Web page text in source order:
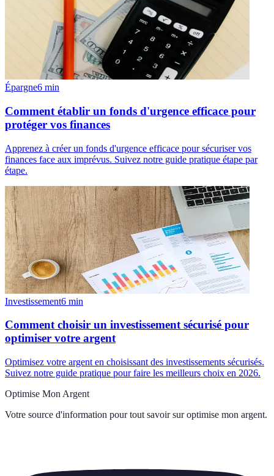
Épargne6 min
Comment établir un fonds d'urgence efficace pour
protéger vos finances
Apprenez à créer un fonds d'urgence efficace pour sécuriser vos
finances face aux imprévus. Suivez notre guide pratique étape par
étape.
Investissement6 min
Comment choisir un investissement sécurisé pour
optimiser votre argent
Optimisez votre argent en choisissant des investissements sécurisés.
Suivez notre guide pratique pour faire les meilleurs choix en 2026.
Optimise Mon Argent
Votre source d'information pour tout savoir sur optimise mon argent.